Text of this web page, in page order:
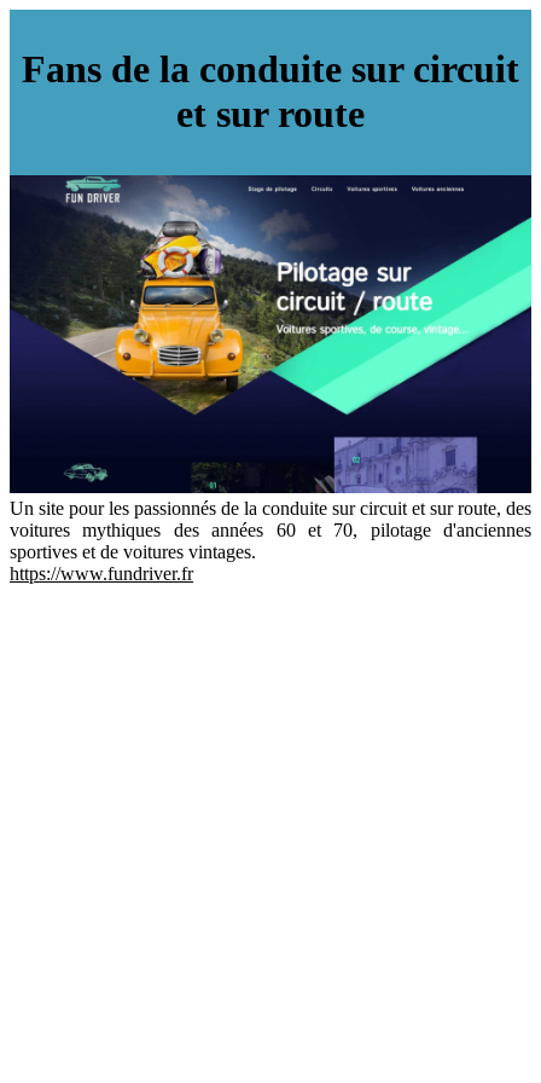
Fans de la conduite sur circuit
et sur route
Un site pour les passionnés de la conduite sur circuit et sur route, des
voitures mythiques des années 60 et 70, pilotage d'anciennes
sportives et de voitures vintages.
https://www.fundriver.fr